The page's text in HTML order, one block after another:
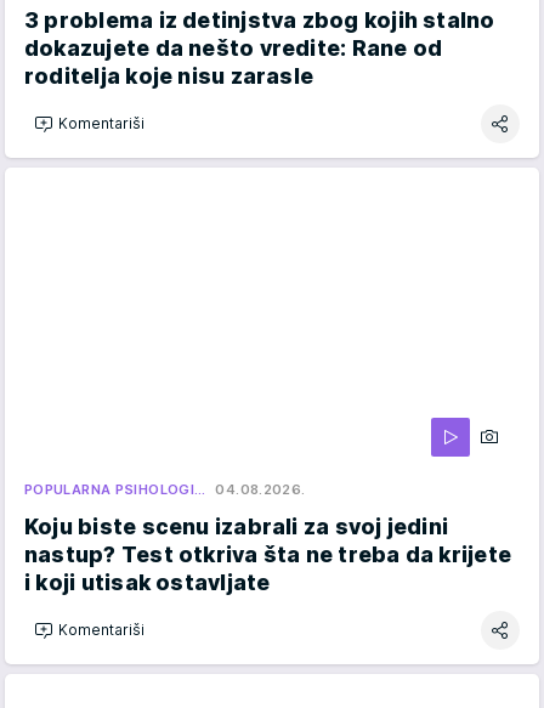
3 problema iz detinjstva zbog kojih stalno
dokazujete da nešto vredite: Rane od
roditelja koje nisu zarasle
Komentariši
POPULARNA PSIHOLOGI… 04.08.2026.
Koju biste scenu izabrali za svoj jedini
nastup? Test otkriva šta ne treba da krijete
i koji utisak ostavljate
Komentariši